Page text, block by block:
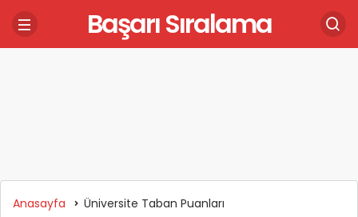
Başarı Sıralama
Anasayfa Üniversite Taban Puanları